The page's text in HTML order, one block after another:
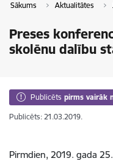
Sākums Aktualitātes
Preses
skolēnu dalību
Publicēts pirms vairāk
Publicēts: 21.03.2019.
Pirmdien, 2019. gada